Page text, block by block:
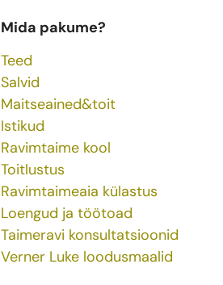
Mida pakume?
Teed
Salvid
Maitseained&toit
Istikud
Ravimtaime kool
Toitlustus
Ravimtaimeaia külastus
Loengud ja töötoad
Taimeravi konsultatsioonid
Verner Luke loodusmaalid